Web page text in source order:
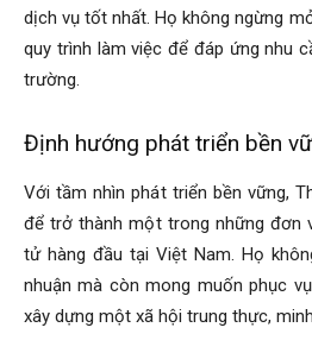
dịch vụ tốt nhất. Họ không ngừng
quy trình làm việc để đáp ứng nhu
trường.
Định hướng phát triển bền
Với tầm nhìn phát triển bền vững,
để trở thành một trong những đơn
tử hàng đầu tại Việt Nam. Họ
nhuận mà còn mong muốn phục
xây dựng một xã hội trung thực,